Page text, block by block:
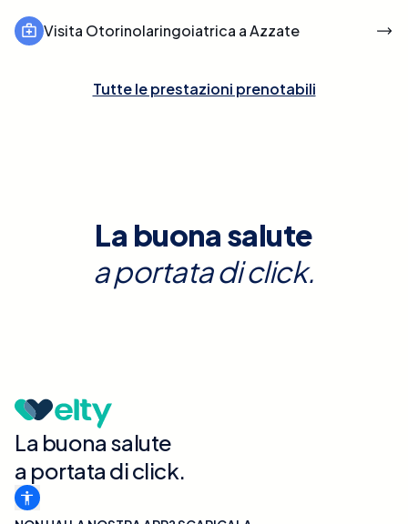
Visita Otorinolaringoiatrica a Azzate
Tutte le prestazioni prenotabili
La buona salute
a portata di click.
La buona salute
a portata di click.